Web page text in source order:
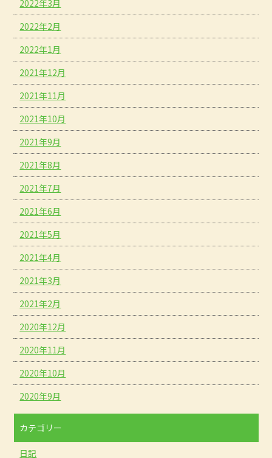
2022年3月
2022年2月
2022年1月
2021年12月
2021年11月
2021年10月
2021年9月
2021年8月
2021年7月
2021年6月
2021年5月
2021年4月
2021年3月
2021年2月
2020年12月
2020年11月
2020年10月
2020年9月
カテゴリー
日記